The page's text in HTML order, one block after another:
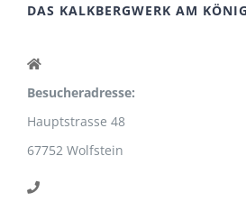
DAS KALKBERGWERK AM
Besucheradresse:
Hauptstrasse 48
67752 Wolfstein